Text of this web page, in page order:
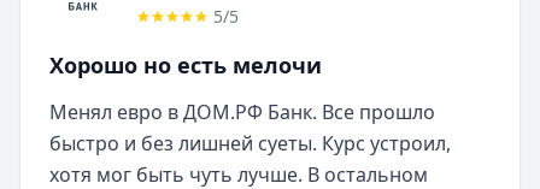
5/5
Хорошо но есть мелочи
Менял евро в ДОМ.РФ Банк. Все прошло
быстро и без лишней суеты. Курс устроил,
хотя мог быть чуть лучше. В остальном